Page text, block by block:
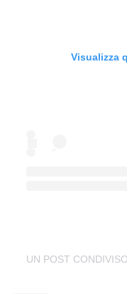
Visualizza
UN POST